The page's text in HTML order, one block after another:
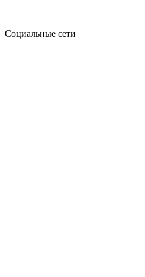
Социальные сети